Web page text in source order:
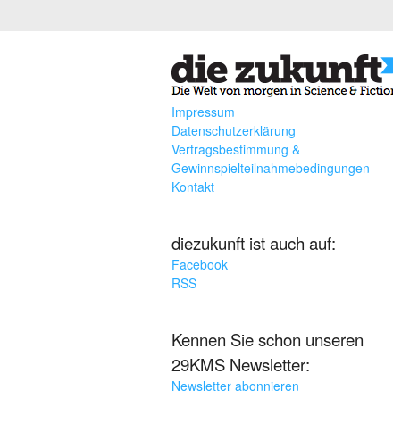
Impressum
Datenschutzerklärung
Vertragsbestimmung &
Gewinnspielteilnahmebedingungen
Kontakt
diezukunft ist auch auf:
Facebook
RSS
Kennen Sie schon unseren
29KMS Newsletter:
Newsletter abonnieren